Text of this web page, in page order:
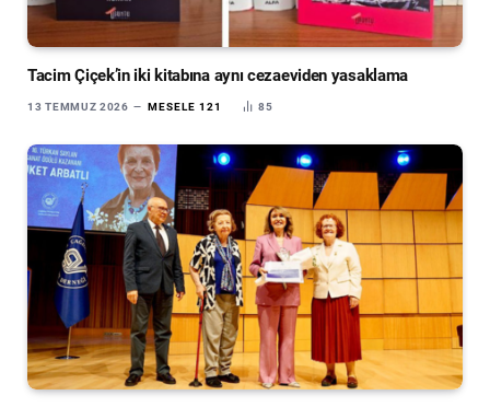
Tacim Çiçek’in iki kitabına aynı cezaeviden yasaklama
13 TEMMUZ 2026 MESELE 121 85